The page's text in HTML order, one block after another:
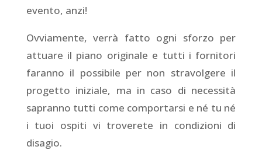
evento, anzi!
Ovviamente, verrà fatto ogni sforzo per
attuare il piano originale e tutti i fornitori
faranno il possibile per non stravolgere il
progetto iniziale, ma in caso di necessità
sapranno tutti come comportarsi e né tu né
i tuoi ospiti vi troverete in condizioni di
disagio.